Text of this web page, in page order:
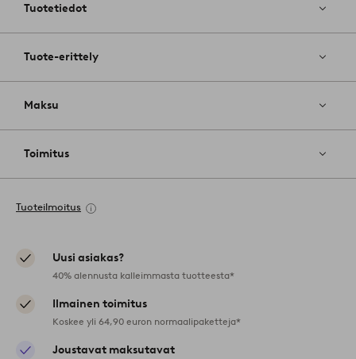
Tuotetiedot
Tuote-erittely
Maksu
Toimitus
Tuoteilmoitus
Uusi asiakas?
40% alennusta kalleimmasta tuotteesta*
Ilmainen toimitus
Koskee yli 64,90 euron normaalipaketteja*
Joustavat maksutavat